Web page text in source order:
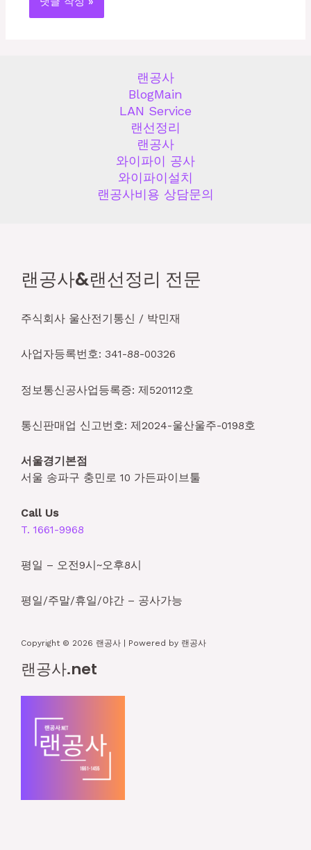
랜공사
BlogMain
LAN Service
랜선정리
랜공사
와이파이 공사
와이파이설치
랜공사비용 상담문의
랜공사&랜선정리 전문
주식회사 울산전기통신 / 박민재
사업자등록번호: 341-88-00326
정보통신공사업등록증: 제520112호
통신판매업 신고번호: 제2024-울산울주-0198호
서울경기본점
서울 송파구 충민로 10 가든파이브툴
Call Us
T. 1661-9968
평일 – 오전9시~오후8시
평일/주말/휴일/야간 – 공사가능
Copyright © 2026 랜공사 | Powered by 랜공사
랜공사.net